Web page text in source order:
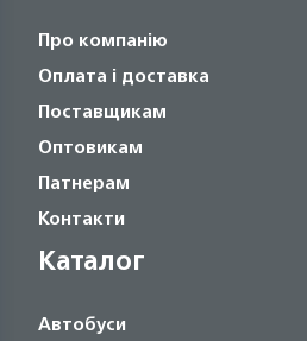
Про компанію
Оплата і доставка
Поставщикам
Оптовикам
Патнерам
Контакти
Каталог
Автобуси